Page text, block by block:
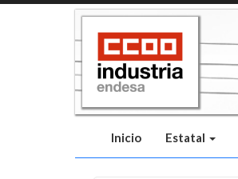
Inicio Estatal